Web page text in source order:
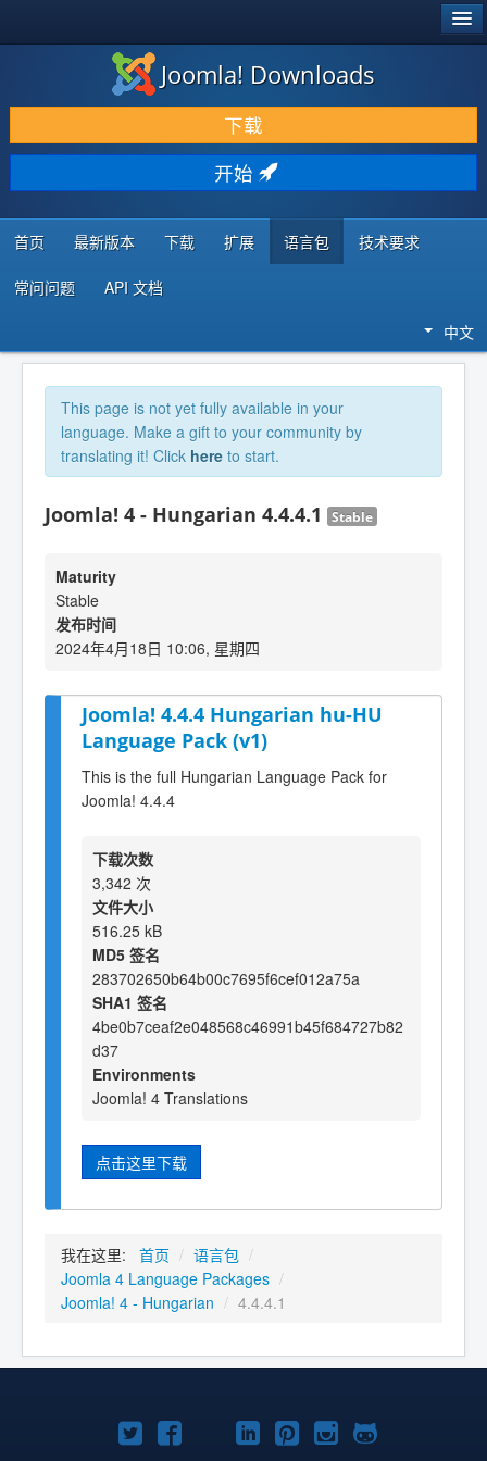
下载 & 扩展
发现 & 学习
社区 & 支持
开发者资源
Joomla! Downloads
下载
开始
首页 最新版本 下载 扩展 语言包 技术要求
常问问题 API 文档
中文
This page is not yet fully available in your
language. Make a gift to your community by
translating it! Click here to start.
Joomla! 4 - Hungarian 4.4.4.1 Stable
Maturity
Stable
发布时间
2024年4月18日 10:06, 星期四
Joomla! 4.4.4 Hungarian hu-HU
Language Pack (v1)
This is the full Hungarian Language Pack for
Joomla! 4.4.4
下载次数
3,342 次
文件大小
516.25 kB
MD5 签名
283702650b64b00c7695f6cef012a75a
SHA1 签名
4be0b7ceaf2e048568c46991b45f684727b82
d37
Environments
Joomla! 4 Translations
点击这里下载
我在这里: 首页 / 语言包 /
Joomla 4 Language Packages /
Joomla! 4 - Hungarian / 4.4.4.1
TwitterFacebookYouTube
LinkedIn
Pinterest
Instagram
GitHub